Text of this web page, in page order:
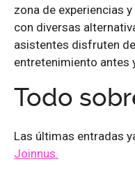
zona de experiencias
con diversas
asistentes disfruten
entretenimiento antes
Todo
Las últimas entradas
Joinnus.